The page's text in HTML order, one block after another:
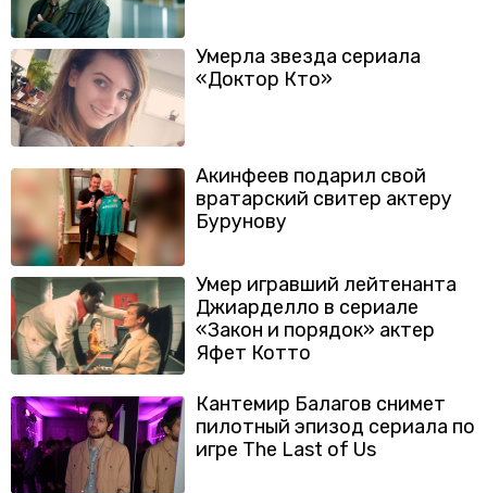
Умерла звезда сериала
«Доктор Кто»
Акинфеев подарил свой
вратарский свитер актеру
Бурунову
Умер игравший лейтенанта
Джиарделло в сериале
«Закон и порядок» актер
Яфет Котто
Кантемир Балагов снимет
пилотный эпизод сериала по
игре The Last of Us